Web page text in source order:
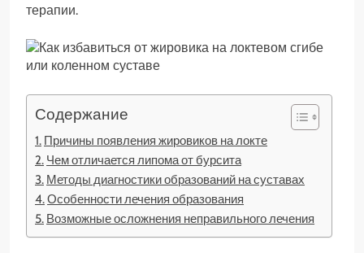
терапии.
Содержание
Причины появления жировиков на локте
Чем отличается липома от бурсита
Методы диагностики образований на суставах
Особенности лечения образования
Возможные осложнения неправильного лечения